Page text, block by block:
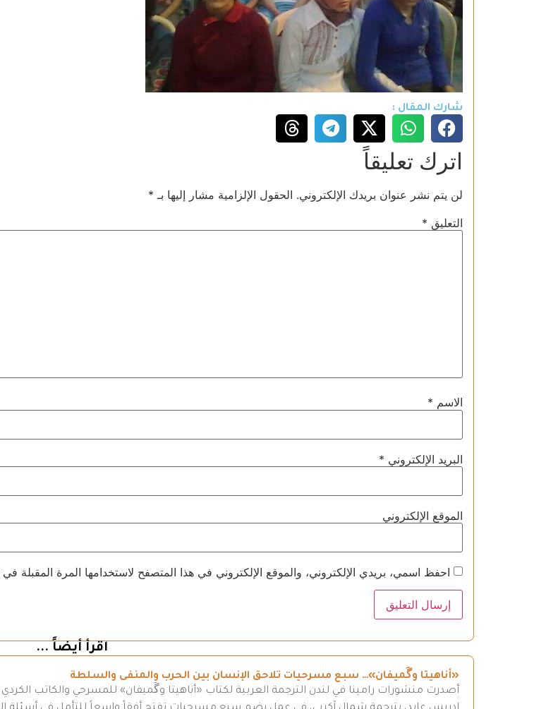
شارك المقال :
اترك تعليقاً
لن يتم نشر عنوان بريدك الإلكتروني. الحقول الإلزامية مشار إليها بـ *
التعليق *
الاسم *
البريد الإلكتروني *
الموقع الإلكتروني
احفظ اسمي، بريدي الإلكتروني، والموقع الإلكتروني في هذا المتصفح لاستخدامها المرة المقبلة في
اقرأ أيضاً ...
«أناهيتا وگَميفان»… سبع مسرحيات تلاحق الإنسان بين الحرب والمنفى والسلطة
أصدرت منشورات رامينا في لندن الترجمة العربية لكتاب «أناهيتا وگَميفان» للمسرحي والكاتب